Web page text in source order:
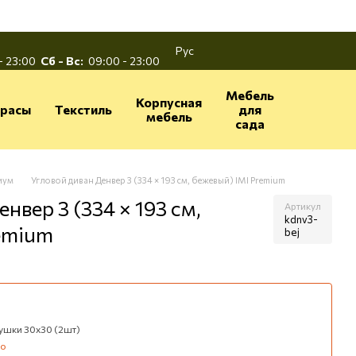
23:00 Сб - Вс: 09:00 - 23:00
Рус
Текстиль
Корпусная
мебель
Мебель
для
сада
Угловой диван Денвер 3 (334 × 193 см, бежевый) IMI Premium
3 (334 × 193 см,
Артикул
kdnv3-
bej
30х30 (2шт)